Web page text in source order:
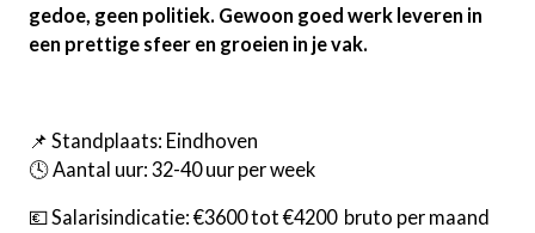
gedoe, geen politiek. Gewoon goed werk leveren in
een prettige sfeer en groeien in je vak.
📌 Standplaats: Eindhoven
🕓 Aantal uur: 32-40 uur per week
💶 Salarisindicatie: €3600 tot €4200 bruto per maand